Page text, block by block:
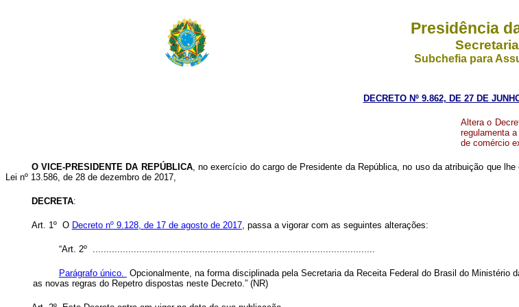
Presidência
Subchefia para
DECRETO Nº 9.862, DE 27 DE
Altera o
regulamenta
de comércio
O VICE-PRESIDENTE DA REPÚBLICA, no exercício do cargo de Presidente da República, no uso da atribuição que
Lei nº 13.586, de 28 de dezembro de 2017,
DECRETA:
Art. 1º O Decreto nº 9.128, de 17 de agosto de 2017, passa a vigorar com as seguintes alterações:
“Art. 2º .......................................................................................................
Parágrafo único. Opcionalmente, na forma disciplinada pela Secretaria da Receita Federal do Brasil do Ministério
as novas regras do Repetro dispostas neste Decreto.” (NR)